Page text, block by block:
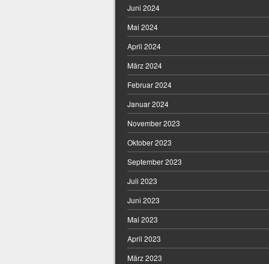
Juni 2024
Mai 2024
April 2024
März 2024
Februar 2024
Januar 2024
November 2023
Oktober 2023
September 2023
Juli 2023
Juni 2023
Mai 2023
April 2023
März 2023